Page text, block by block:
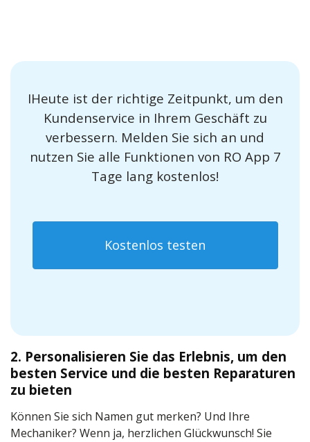
IHeute ist der richtige Zeitpunkt, um den
Kundenservice in Ihrem Geschäft zu
verbessern. Melden Sie sich an und
nutzen Sie alle Funktionen von RO App 7
Tage lang kostenlos!
Kostenlos testen
2. Personalisieren Sie das Erlebnis, um den
besten Service und die besten Reparaturen
zu bieten
Können Sie sich Namen gut merken? Und Ihre
Mechaniker? Wenn ja, herzlichen Glückwunsch! Sie